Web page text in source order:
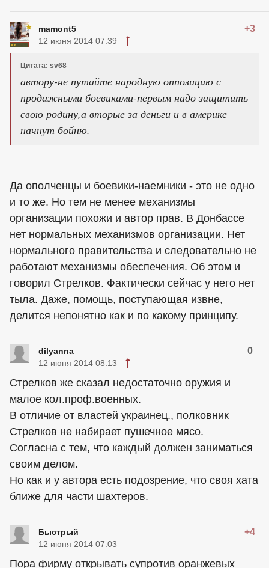
mamont5 +3
12 июня 2014 07:39
Цитата: sv68
автору-не путайте народную оппозицию с
продажными боевиками-первым надо защитить
свою родину,а вторые за деньги и в америке
начнут бойню.
Да ополченцы и боевики-наемники - это не одно
и то же. Но тем не менее механизмы
организации похожи и автор прав. В Донбассе
нет нормальных механизмов организации. Нет
нормального правительства и следовательно не
работают механизмы обеспечения. Об этом и
говорил Стрелков. Фактически сейчас у него нет
тыла. Даже, помощь, поступающая извне,
делится непонятно как и по какому принципу.
dilyanna 0
12 июня 2014 08:13
Стрелков же сказал недостаточно оружия и
малое кол.проф.военных.
В отличие от властей украинец., полковник
Стрелков не набирает пушечное мясо.
Согласна с тем, что каждый должен заниматься
своим делом.
Но как и у автора есть подозрение, что своя хата
ближе для части шахтеров.
Быстрый +4
12 июня 2014 07:03
Пора фирму открывать супротив оранжевых